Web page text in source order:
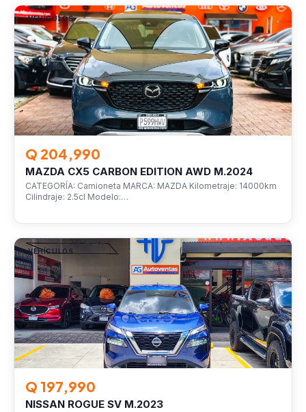
VEHÍCULOS
Q 204,990
MAZDA CX5 CARBON EDITION AWD M.2024
CATEGORÍA: Camioneta MARCA: MAZDA Kilometraje: 14000km
Cilindraje: 2.5cl Modelo:…
VEHÍCULOS
Q 197,990
NISSAN ROGUE SV M.2023